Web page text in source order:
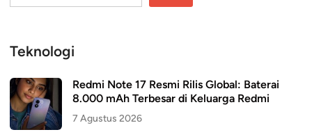
Teknologi
Redmi Note 17 Resmi Rilis Global: Baterai
8.000 mAh Terbesar di Keluarga Redmi
7 Agustus 2026